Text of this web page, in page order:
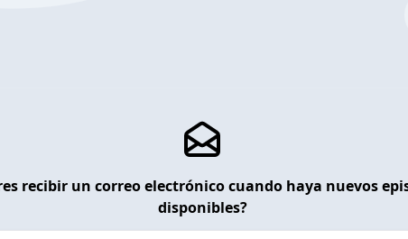
recibir un correo electrónico cuando haya nuevos
disponibles?